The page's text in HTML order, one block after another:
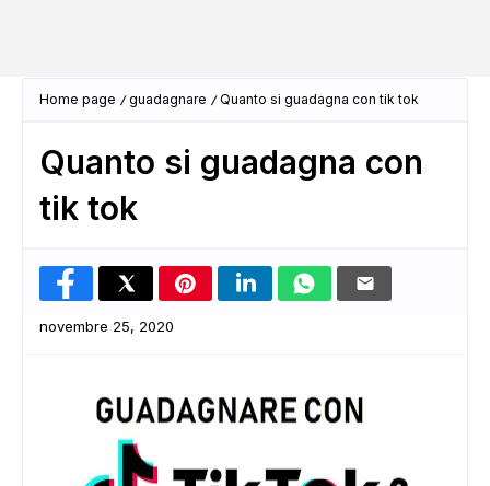
Home page guadagnare Quanto si guadagna con tik tok
Quanto si guadagna con
tik tok
novembre 25, 2020